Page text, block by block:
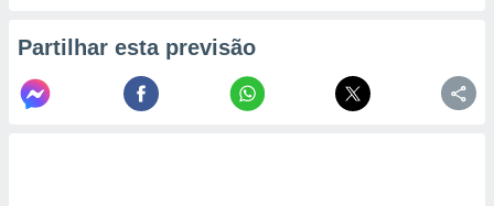
Partilhar esta previsão